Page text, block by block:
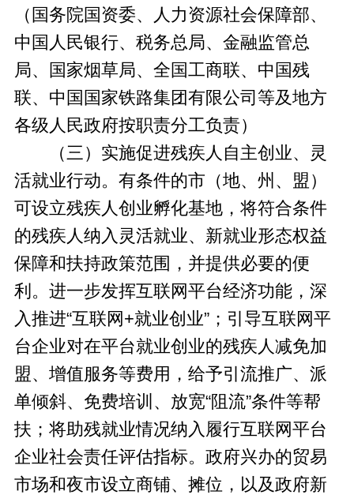
（国务院国资委、人力资源社会保障部、
中国人民银行、税务总局、金融监管总
局、国家烟草局、全国工商联、中国残
联、中国国家铁路集团有限公司等及地方
各级人民政府按职责分工负责）
（三）实施促进残疾人自主创业、灵
活就业行动。有条件的市（地、州、盟）
可设立残疾人创业孵化基地，将符合条件
的残疾人纳入灵活就业、新就业形态权益
保障和扶持政策范围，并提供必要的便
利。进一步发挥互联网平台经济功能，深
入推进“互联网+就业创业”；引导互联网平
台企业对在平台就业创业的残疾人减免加
盟、增值服务等费用，给予引流推广、派
单倾斜、免费培训、放宽“阻流”条件等帮
扶；将助残就业情况纳入履行互联网平台
企业社会责任评估指标。政府兴办的贸易
市场和夜市设立商铺、摊位，以及政府新